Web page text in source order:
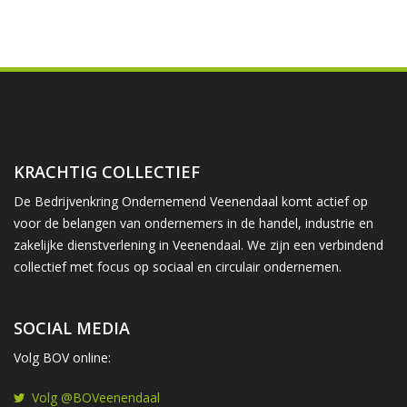
KRACHTIG COLLECTIEF
De Bedrijvenkring Ondernemend Veenendaal komt actief op
voor de belangen van ondernemers in de handel, industrie en
zakelijke dienstverlening in Veenendaal. We zijn een verbindend
collectief met focus op sociaal en circulair ondernemen.
SOCIAL MEDIA
Volg BOV online:
Volg @BOVeenendaal